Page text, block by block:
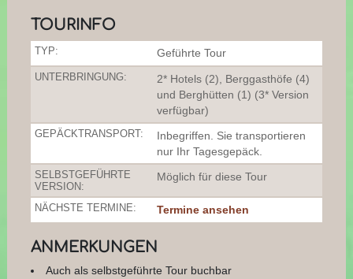
TOURINFO
TYP: Geführte Tour
UNTERBRINGUNG:
2* Hotels (2), Berggasthöfe (4)
und Berghütten (1) (3* Version
verfügbar)
GEPÄCKTRANSPORT:
Inbegriffen. Sie transportieren
nur Ihr Tagesgepäck.
SELBSTGEFÜHRTE
VERSION:
Möglich für diese Tour
NÄCHSTE TERMINE: Termine ansehen
ANMERKUNGEN
Auch als selbstgeführte Tour buchbar